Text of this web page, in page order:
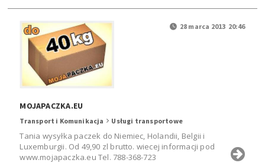
28 marca 2013 20:46
MOJAPACZKA.EU
Transport i Komunikacja Usługi transportowe
Tania wysyłka paczek do Niemiec, Holandii, Belgii i
Luxemburgii. Od 49,90 zl brutto. wiecej informacji pod
www.mojapaczka.eu Tel. 788-368-723